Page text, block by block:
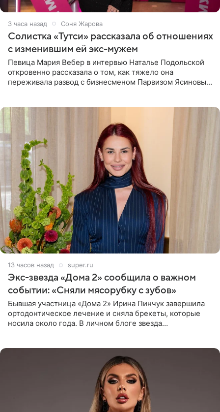
3 часа назад Соня Жарова
Солистка «Тутси» рассказала об отношениях
с изменившим ей экс-мужем
Певица Мария Вебер в интервью Наталье Подольской
откровенно рассказала о том, как тяжело она
переживала развод с бизнесменом Парвизом Ясиновым.
13 часов назад super.ru
Экс-звезда «Дома 2» сообщила о важном
событии: «Сняли мясорубку с зубов»
Бывшая участница «Дома 2» Ирина Пинчук завершила
ортодонтическое лечение и сняла брекеты, которые
носила около года. В личном блоге звезда